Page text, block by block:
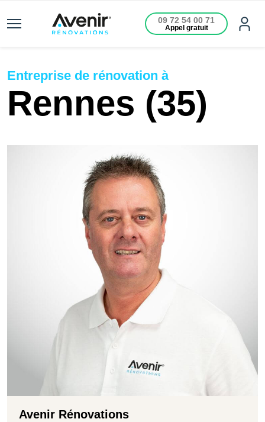
09 72 54 00 71
Appel gratuit
Entreprise de rénovation à
Rennes (35)
Avenir Rénovations